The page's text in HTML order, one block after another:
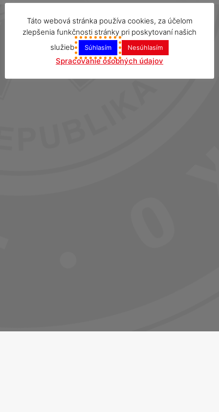
Táto webová stránka používa cookies, za účelom
zlepšenia funkčnosti stránky pri poskytovaní našich
služieb
Súhlasím Nesúhlasím
Spracovanie osobných údajov